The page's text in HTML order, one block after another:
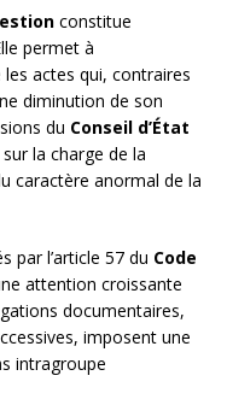
constitue
permet à
actes qui, contraires
diminution de son
du Conseil d’État
la charge de la
caractère anormal de la
par l’article 57 du Code
attention croissante
documentaires,
imposent une
intragroupe